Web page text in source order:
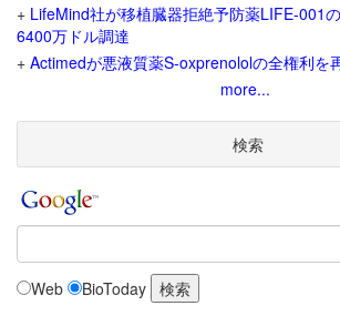
+ LifeMind社が移植臓器拒絶予防薬LIFE-001
6400万ドル調達
+ Actimedが悪液質薬S-oxprenololの全権利を
more...
検索
Web BioToday